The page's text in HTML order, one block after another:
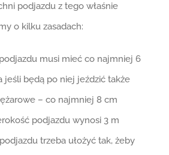
podjazdu z tego właśnie
o kilku zasadach:
musi mieć co najmniej 6
jeśli będą po niej jeździć także
– co najmniej 8 cm
podjazdu wynosi 3 m
trzeba ułożyć tak, żeby